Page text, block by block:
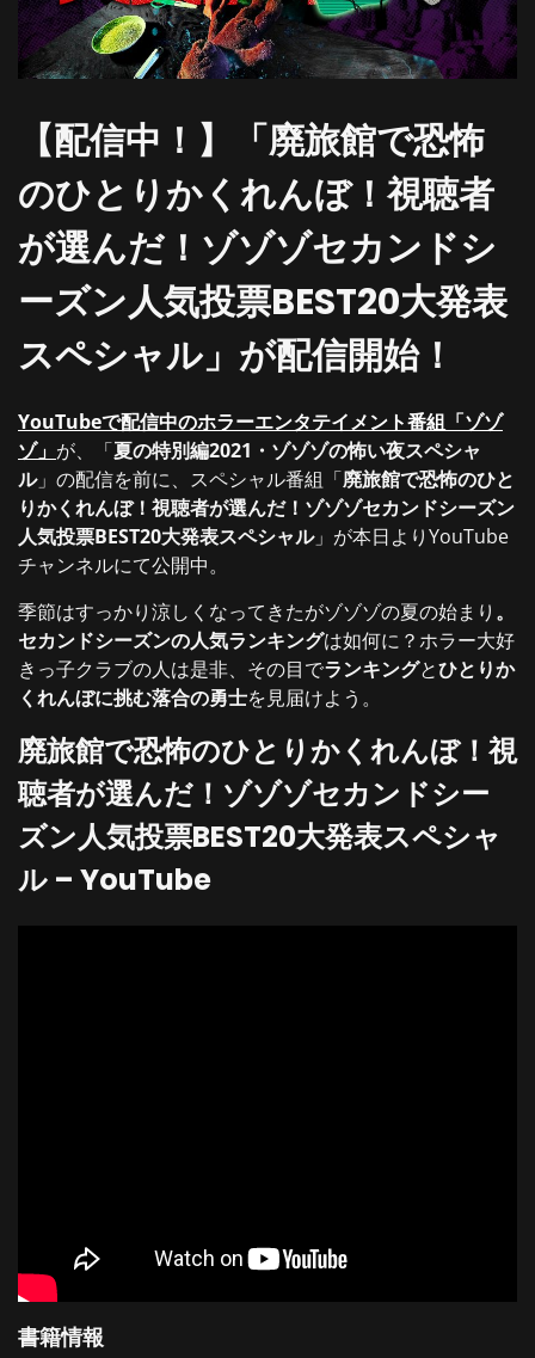
【配信中！】「廃旅館で恐怖
のひとりかくれんぼ！視聴者
が選んだ！ゾゾゾセカンドシ
ーズン人気投票BEST20大発表
スペシャル」が配信開始！
YouTubeで配信中のホラーエンタテイメント番組「ゾゾ
ゾ」 が、「夏の特別編2021・ゾゾゾの怖い夜スペシャ
ル」の配信を前に、スペシャル番組「廃旅館で恐怖のひと
りかくれんぼ！視聴者が選んだ！ゾゾゾセカンドシーズン
人気投票BEST20大発表スペシャル」が本日よりYouTube
チャンネルにて公開中。
季節はすっかり涼しくなってきたがゾゾゾの夏の始まり 。
セカンドシーズンの人気ランキングは如何に？ホラー大好
きっ子クラブの人は是非、その目でランキングとひとりか
くれんぼに挑む落合の勇士を見届けよう。
廃旅館で恐怖のひとりかくれんぼ！視
聴者が選んだ！ゾゾゾセカンドシー
ズン人気投票BEST20大発表スペシャ
ル – YouTube
書籍情報